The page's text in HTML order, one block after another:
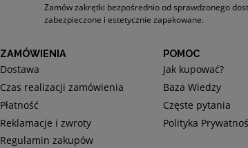
Zamów zakrętki bezpośrednio od sprawdzonego
zabezpieczone i estetycznie zapakowane.
ZAMÓWIENIA
Dostawa
Czas realizacji zamówienia
Płatność
Reklamacje i zwroty
Regulamin zakupów
POMOC
Jak kupować?
Baza Wiedzy
Częste pytania
Polityka